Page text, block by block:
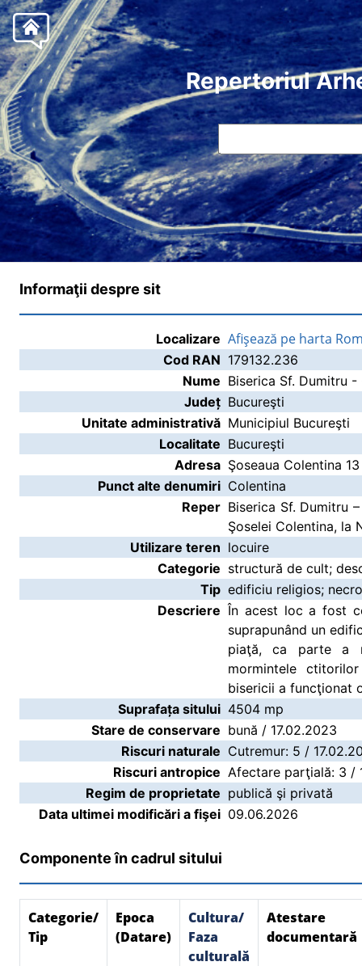
Repertoriul
Informaţii despre sit
Localizare Afişează pe harta
Cod RAN 179132.236
Nume Biserica Sf. Dumitru -
Județ Bucureşti
Unitate administrativă Municipiul Bucureşti
Localitate Bucureşti
Adresa Şoseaua Colentina 13
Punct alte denumiri Colentina
Reper Biserica Sf. Dumitru
Şoselei Colentina, la
Utilizare teren locuire
Categorie structură de cult;
Tip edificiu religios;
Descriere În acest loc a fost
suprapunând un
piaţă, ca parte a
mormintele
bisericii a funcţionat
Suprafața sitului 4504 mp
Stare de conservare bună / 17.02.2023
Riscuri naturale Cutremur: 5 /
Riscuri antropice Afectare parţială: 3 /
Regim de proprietate publică şi privată
Data ultimei modificări a fişei 09.06.2026
Componente în cadrul sitului
Categorie/
Tip
Epoca
(Datare)
Cultura/
Faza
culturală
Atestare
documentară